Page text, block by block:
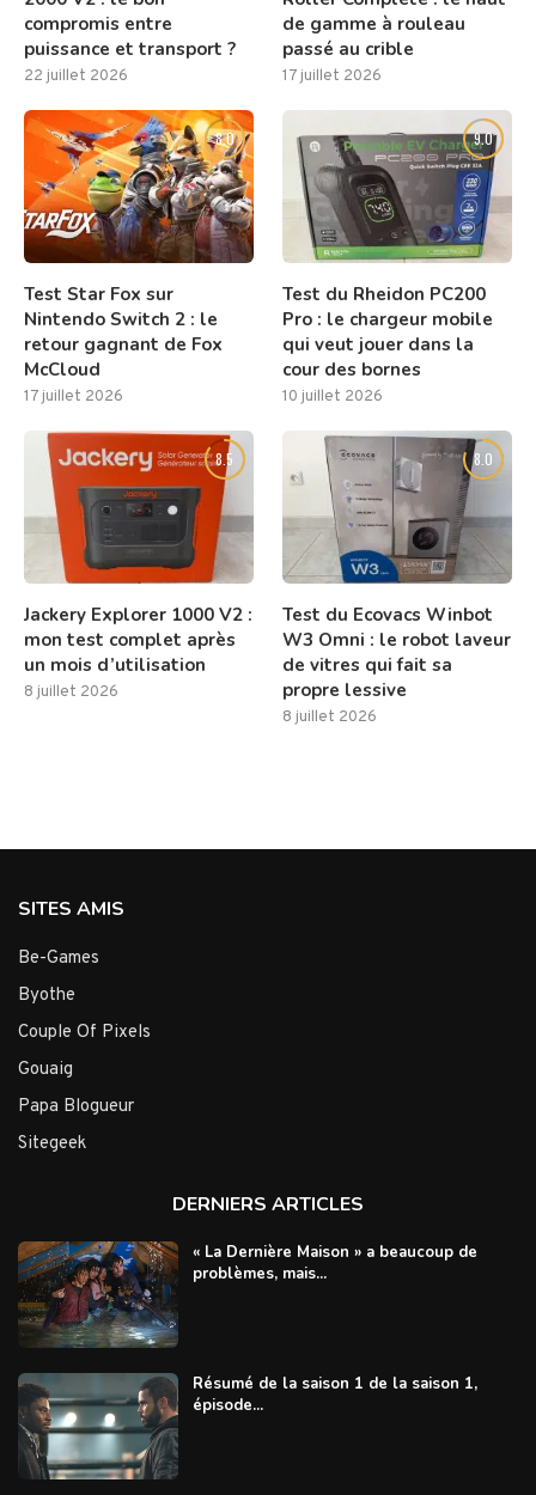
compromis entre
puissance et transport ?
22 juillet 2026
de gamme à rouleau
passé au crible
17 juillet 2026
8.0
Test Star Fox sur
Nintendo Switch 2 : le
retour gagnant de Fox
McCloud
17 juillet 2026
9.0
Test du Rheidon PC200
Pro : le chargeur mobile
qui veut jouer dans la
cour des bornes
10 juillet 2026
8.5
Jackery Explorer 1000 V2 :
mon test complet après
un mois d’utilisation
8 juillet 2026
8.0
Test du Ecovacs Winbot
W3 Omni : le robot laveur
de vitres qui fait sa
propre lessive
8 juillet 2026
SITES AMIS
Be-Games
Byothe
Couple Of Pixels
Gouaig
Papa Blogueur
Sitegeek
DERNIERS ARTICLES
« La Dernière Maison » a beaucoup de
problèmes, mais...
Résumé de la saison 1 de la saison 1,
épisode...